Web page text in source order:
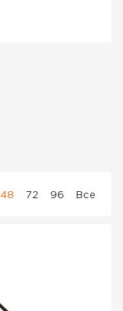
48 72 96 Все